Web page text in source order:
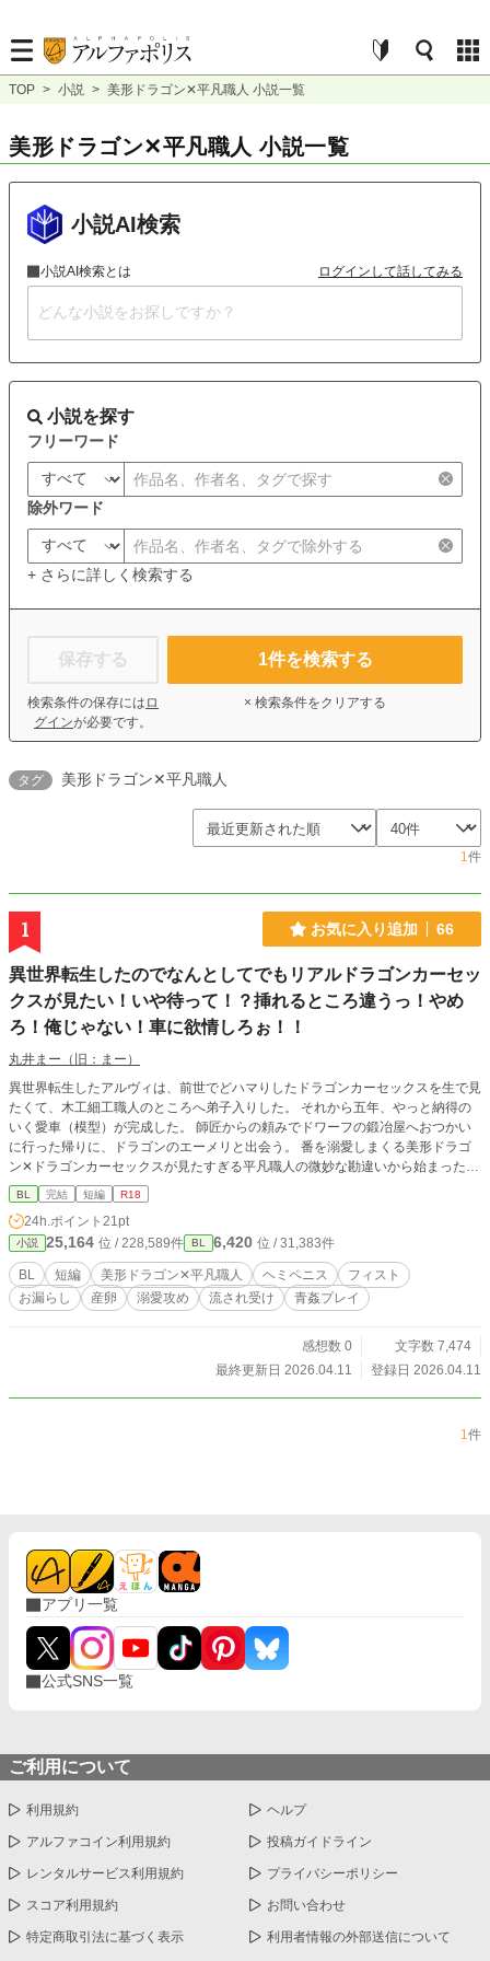
TOP > 小説 > 美形ドラゴン✕平凡職人 小説一覧
美形ドラゴン✕平凡職人 小説一覧
小説AI検索
小説AI検索とは ログインして話してみる
小説を探す
フリーワード
除外ワード
+ さらに詳しく検索する
保存する
検索条件の保存には ロ
グインが必要です。
1件を検索する
× 検索条件をクリアする
タグ 美形ドラゴン✕平凡職人
1件
1 お気に入り追加 66
異世界転生したのでなんとしてでもリアルドラゴンカーセッ
クスが見たい！いや待って！？挿れるところ違うっ！やめ
ろ！俺じゃない！車に欲情しろぉ！！
丸井まー（旧：まー）
異世界転生したアルヴィは、前世でどハマりしたドラゴンカーセックスを生で見
たくて、木工細工職人のところへ弟子入りした。 それから五年、やっと納得の
いく愛車（模型）が完成した。 師匠からの頼みでドワーフの鍛冶屋へおつかい
に行った帰りに、ドラゴンのエーメリと出会う。 番を溺愛しまくる美形ドラゴ
ン✕ドラゴンカーセックスが見たすぎる平凡職人の微妙な勘違いから始まったイ
チャイチャラブラブ？ストーリー。 ※フィスト、ヘミペニス、お漏らし、産卵
あります！ ※ムーンライトノベルズさんでも公開しております。
BL 完結 短編 R18
24h.ポイント 21pt
小説 25,164 位 / 228,589件 BL 6,420 位 / 31,383件
BL 短編 美形ドラゴン✕平凡職人 ヘミペニス
フィスト
お漏らし
産卵 溺愛攻め 流され受け 青姦プレイ
感想数 0
文字数 7,474
最終更新日 2026.04.11
登録日 2026.04.11
1件
アプリ一覧
公式SNS一覧
ご利用について
利用規約 ヘルプ
アルファコイン利用規約 投稿ガイドライン
レンタルサービス利用規約 プライバシーポリシー
スコア利用規約 お問い合わせ
特定商取引法に基づく表示 利用者情報の外部送信について